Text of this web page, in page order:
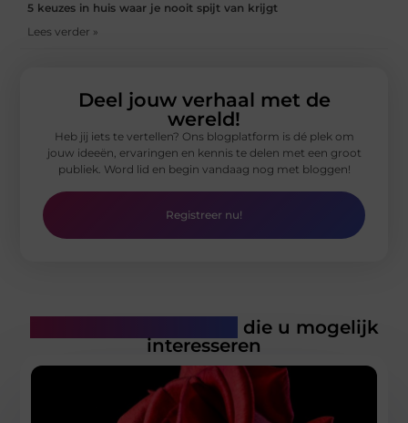
5 keuzes in huis waar je nooit spijt van krijgt
Lees verder »
Deel jouw verhaal met de
wereld!
Heb jij iets te vertellen? Ons blogplatform is dé plek om
jouw ideeën, ervaringen en kennis te delen met een groot
publiek. Word lid en begin vandaag nog met bloggen!
Registreer nu!
die u mogelijk
interesseren